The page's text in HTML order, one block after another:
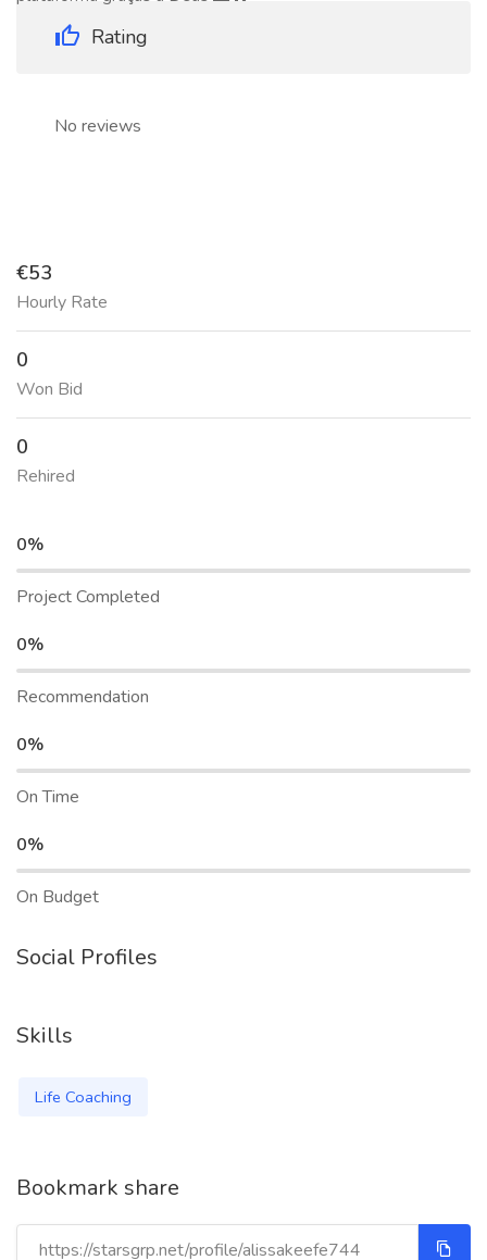
Rating
No reviews
€53
Hourly Rate
0
Won Bid
0
Rehired
0%
Project Completed
0%
Recommendation
0%
On Time
0%
On Budget
Social Profiles
Skills
Life Coaching
Bookmark share